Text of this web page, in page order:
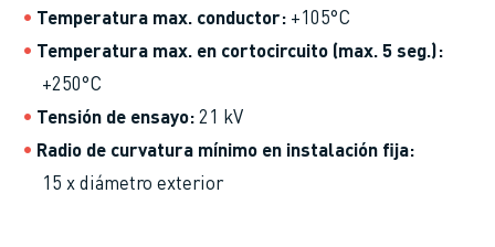
Temperatura max. conductor +105°C
Temperatura max. en cortocircuito (max. 5 seg.)
+250°C
Tensión de ensayo 21 kV
Radio de curvatura mínimo en instalación fija
15 x diámetro exterior